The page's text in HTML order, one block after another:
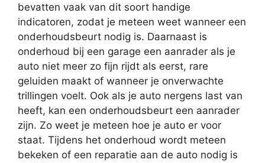
bevatten vaak van dit soort handige
indicatoren, zodat je meteen weet wanneer een
onderhoudsbeurt nodig is. Daarnaast is
onderhoud bij een garage een aanrader als je
auto niet meer zo fijn rijdt als eerst, rare
geluiden maakt of wanneer je onverwachte
trillingen voelt. Ook als je auto nergens last van
heeft, kan een onderhoudsbeurt een aanrader
zijn. Zo weet je meteen hoe je auto er voor
staat. Tijdens het onderhoud wordt meteen
bekeken of een reparatie aan de auto nodig is